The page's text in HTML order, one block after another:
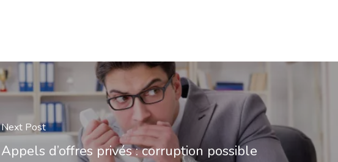
Next Post
Appels d’offres privés : corruption possible